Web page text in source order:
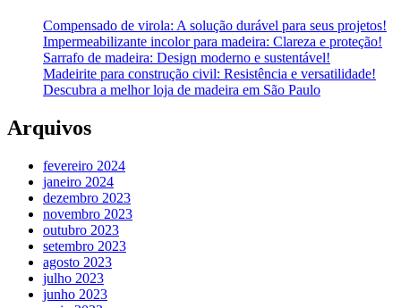
Compensado de virola: A solução durável para seus projetos!
Impermeabilizante incolor para madeira: Clareza e proteção!
Sarrafo de madeira: Design moderno e sustentável!
Madeirite para construção civil: Resistência e versatilidade!
Descubra a melhor loja de madeira em São Paulo
Arquivos
fevereiro 2024
janeiro 2024
dezembro 2023
novembro 2023
outubro 2023
setembro 2023
agosto 2023
julho 2023
junho 2023